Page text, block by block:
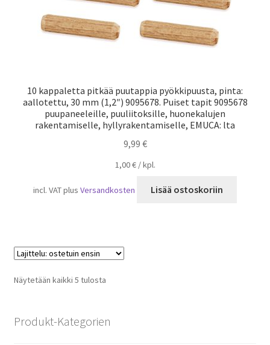
10 kappaletta pitkää puutappia pyökkipuusta, pinta:
aallotettu, 30 mm (1,2″) 9095678. Puiset tapit 9095678
puupaneeleille, puuliitoksille, huonekalujen
rakentamiselle, hyllyrakentamiselle, EMUCA: lta
9,99 €
1,00€/kpl.
incl. VATplusVersandkosten Lisää ostoskoriin
Näytetään kaikki 5 tulostaSuosituimmat
Produkt-Kategorien